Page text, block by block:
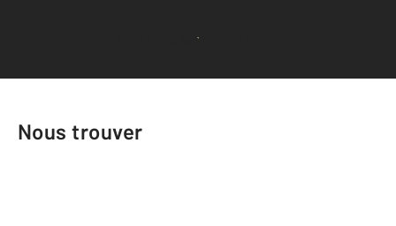
Voir tous les avis clients
Nous trouver